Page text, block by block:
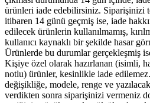
ürünleri iade edebilirsiniz. Siparişinizi
itibaren 14 günü geçmiş ise, iade
edilecek ürünlerin kullanılmamış,
kullanıcı kaynaklı bir şekilde hasar
Ürünlerde bu durumlar gerçekleşmiş
Kişiye özel olarak hazırlanan (isimli,
notlu) ürünler, kesinlikle iade
değişikliğe, modele, renge ve
verdikten sonra siparişinizi vermeniz